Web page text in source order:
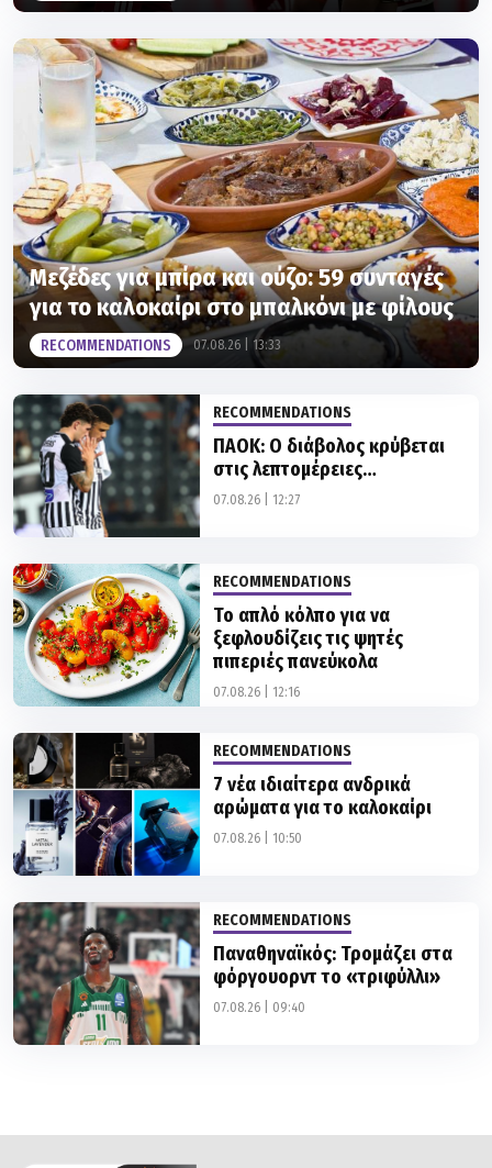
Μεζέδες για μπίρα και ούζο: 59 συνταγές
για το καλοκαίρι στο μπαλκόνι με φίλους
RECOMMENDATIONS 07.08.26 | 13:33
RECOMMENDATIONS
ΠΑΟΚ: Ο διάβολος κρύβεται
στις λεπτομέρειες…
07.08.26 | 12:27
RECOMMENDATIONS
Το απλό κόλπο για να
ξεφλουδίζεις τις ψητές
πιπεριές πανεύκολα
07.08.26 | 12:16
RECOMMENDATIONS
7 νέα ιδιαίτερα ανδρικά
αρώματα για το καλοκαίρι
07.08.26 | 10:50
RECOMMENDATIONS
Παναθηναϊκός: Τρομάζει στα
φόργουορντ το «τριφύλλι»
07.08.26 | 09:40